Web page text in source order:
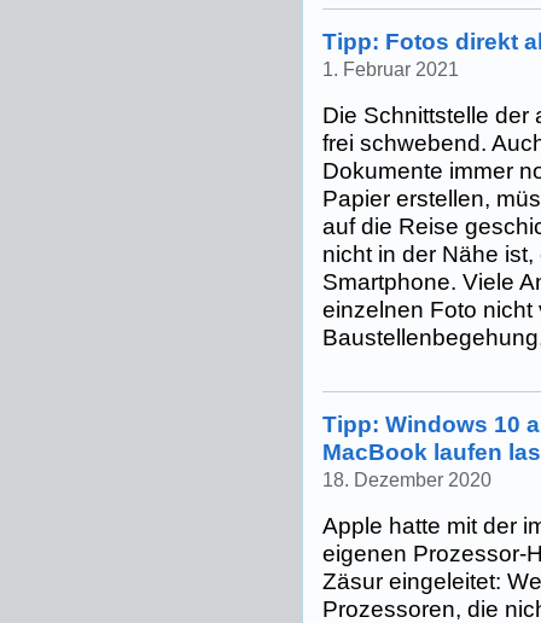
Tipp: Fotos direkt
1. Februar 2021
Die Schnittstelle der
frei schwebend.
Dokumente immer
Papier erstellen,
auf die Reise
nicht in der Nähe
Smartphone. Viele
einzelnen Foto
Tipp: Windows 10
MacBook laufen
18. Dezember 2020
Apple hatte mit der
eigenen Prozessor-
Zäsur eingeleitet:
Prozessoren, die